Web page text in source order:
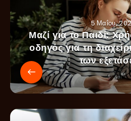
5 Μαΐου,
Μαζί για το Παιδί:
οδηγός για τη
των